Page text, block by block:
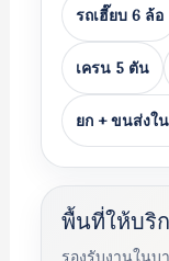
รถเฮี๊ยบ 6 ล้อ
เครน 5 ตัน
ยก + ขนส่งใ
พื้นที่ให้บริ
รองรับงานในบ